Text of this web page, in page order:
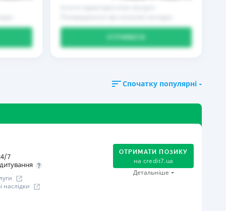
Спочатку популярні
7
ОТРИМАТИ ПОЗИКУ
на credit7.ua
Детальніше